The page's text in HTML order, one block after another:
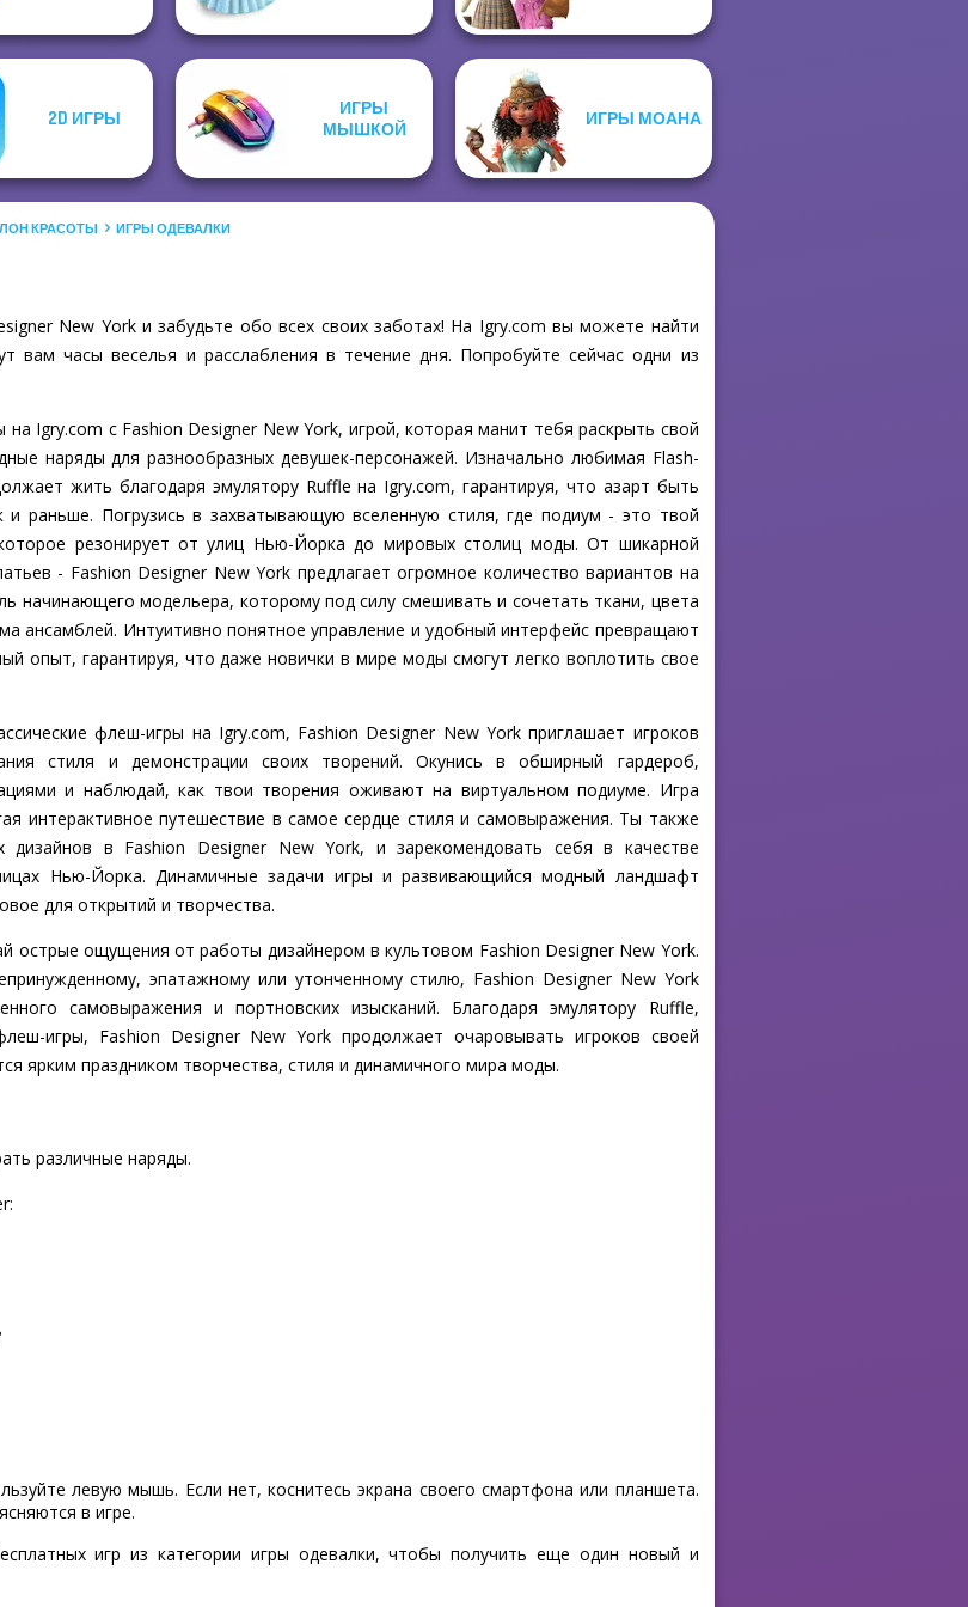
2D ИГРЫ
ИГРЫ
МЫШКОЙ
ИГРЫ МОАНА
КРАСОТЫ ИГРЫ ОДЕВАЛКИ
New York и забудьте обо всех своих заботах! На Igry.com вы можете найти
вам часы веселья и расслабления в течение дня. Попробуйте сейчас одни из
Igry.com с Fashion Designer New York, игрой, которая манит тебя раскрыть свой
наряды для разнообразных девушек-персонажей. Изначально любимая Flash-
жить благодаря эмулятору Ruffle на Igry.com, гарантируя, что азарт быть
раньше. Погрузись в захватывающую вселенную стиля, где подиум - это твой
резонирует от улиц Нью-Йорка до мировых столиц моды. От шикарной
- Fashion Designer New York предлагает огромное количество вариантов на
начинающего модельера, которому под силу смешивать и сочетать ткани, цвета
ансамблей. Интуитивно понятное управление и удобный интерфейс превращают
опыт, гарантируя, что даже новички в мире моды смогут легко воплотить свое
флеш-игры на Igry.com, Fashion Designer New York приглашает игроков
стиля и демонстрации своих творений. Окунись в обширный гардероб,
и наблюдай, как твои творения оживают на виртуальном подиуме. Игра
интерактивное путешествие в самое сердце стиля и самовыражения. Ты также
в Fashion Designer New York, и зарекомендовать себя в качестве
Нью-Йорка. Динамичные задачи игры и развивающийся модный ландшафт
для открытий и творчества.
острые ощущения от работы дизайнером в культовом Fashion Designer New York.
эпатажному или утонченному стилю, Fashion Designer New York
самовыражения и портновских изысканий. Благодаря эмулятору Ruffle,
игры, Fashion Designer New York продолжает очаровывать игроков своей
ярким праздником творчества, стиля и динамичного мира моды.
различные наряды.
левую мышь. Если нет, коснитесь экрана своего смартфона или планшета.
в игре.
игр из категории игры одевалки, чтобы получить еще один новый и